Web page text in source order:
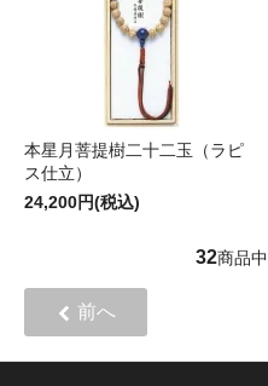
本星月菩提樹二十二玉（ラピ
ス仕立）
24,200円(税込)
32商品中
前へ